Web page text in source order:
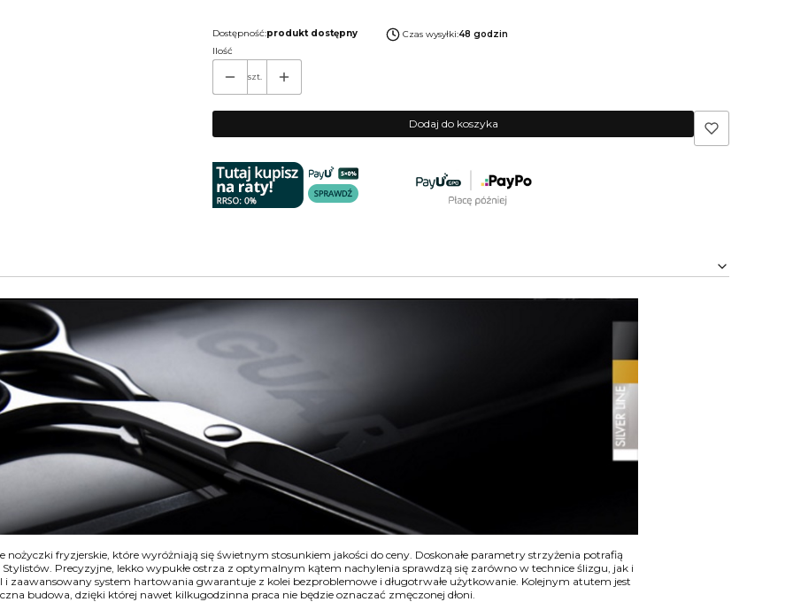
Dostępność:produkt dostępny Czas wysyłki:48 godzin
Ilość
szt.
Dodaj do koszyka
nożyczki fryzjerskie, które wyróżniają się świetnym stosunkiem jakości do ceny. Doskonałe parametry strzyżenia potrafią
Precyzyjne, lekko wypukłe ostrza z optymalnym kątem nachylenia sprawdzą się zarówno w technice ślizgu, jak i
zaawansowany system hartowania gwarantuje z kolei bezproblemowe i długotrwałe użytkowanie. Kolejnym atutem jest
budowa, dzięki której nawet kilkugodzinna praca nie będzie oznaczać zmęczonej dłoni.